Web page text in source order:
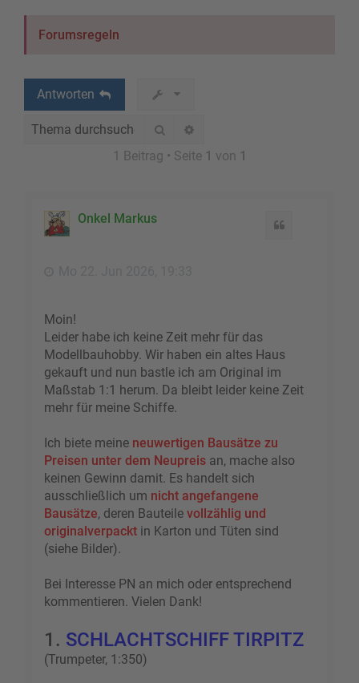
Forumsregeln
Antworten
Suche
1 Beitrag • Seite 1 von 1
Onkel Markus
Moin!
Leider habe ich keine Zeit mehr für das
Modellbauhobby. Wir haben ein altes Haus
gekauft und nun bastle ich am Original im
Maßstab 1:1 herum. Da bleibt leider keine Zeit
mehr für meine Schiffe.
Ich biete meine neuwertigen Bausätze zu
Preisen unter dem Neupreis an, mache also
keinen Gewinn damit. Es handelt sich
ausschließlich um nicht angefangene
Bausätze, deren Bauteile vollzählig und
originalverpackt in Karton und Tüten sind
(siehe Bilder).
Bei Interesse PN an mich oder entsprechend
kommentieren. Vielen Dank!
1. SCHLACHTSCHIFF TIRPITZ
(Trumpeter, 1:350)